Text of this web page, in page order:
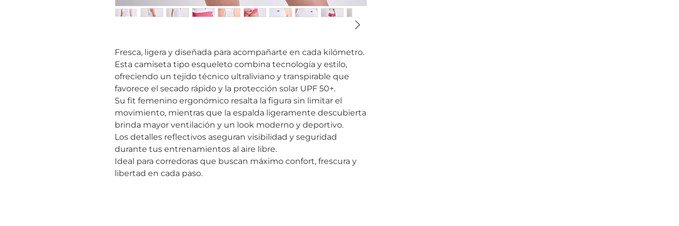
Fresca, ligera y diseñada para acompañarte en cada kilómetro.
Esta camiseta tipo esqueleto combina tecnología y estilo,
ofreciendo un tejido técnico ultraliviano y transpirable que
favorece el secado rápido y la protección solar UPF 50+.
Su fit femenino ergonómico resalta la figura sin limitar el
movimiento, mientras que la espalda ligeramente descubierta
brinda mayor ventilación y un look moderno y deportivo.
Los detalles reflectivos aseguran visibilidad y seguridad
durante tus entrenamientos al aire libre.
Ideal para corredoras que buscan máximo confort, frescura y
libertad en cada paso.